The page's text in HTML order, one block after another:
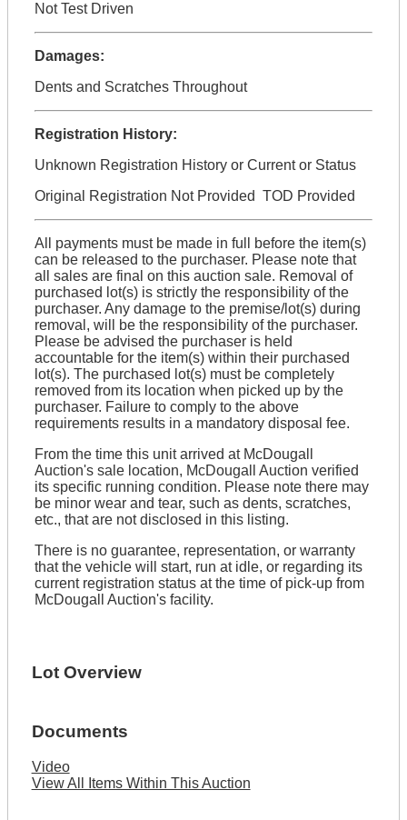
Not Test Driven
Damages:
Dents and Scratches Throughout
Registration History:
Unknown Registration History or Current or Status
Original Registration Not Provided TOD Provided
All payments must be made in full before the item(s)
can be released to the purchaser. Please note that
all sales are final on this auction sale. Removal of
purchased lot(s) is strictly the responsibility of the
purchaser. Any damage to the premise/lot(s) during
removal, will be the responsibility of the purchaser.
Please be advised the purchaser is held
accountable for the item(s) within their purchased
lot(s). The purchased lot(s) must be completely
removed from its location when picked up by the
purchaser. Failure to comply to the above
requirements results in a mandatory disposal fee.
From the time this unit arrived at McDougall
Auction's sale location, McDougall Auction verified
its specific running condition. Please note there may
be minor wear and tear, such as dents, scratches,
etc., that are not disclosed in this listing.
There is no guarantee, representation, or warranty
that the vehicle will start, run at idle, or regarding its
current registration status at the time of pick-up from
McDougall Auction's facility.
Lot Overview
Documents
Video
View All Items Within This Auction